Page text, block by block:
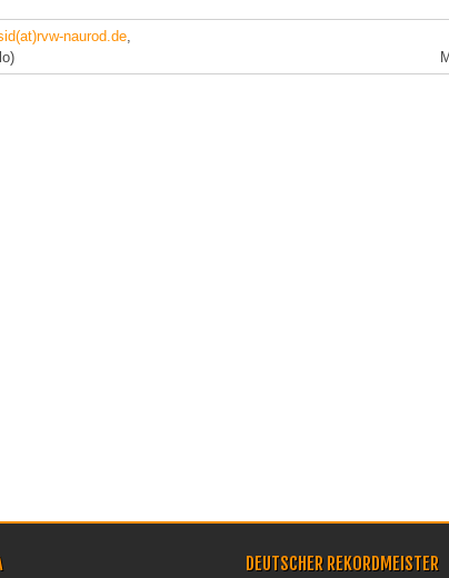
naurod.de
DEUTSCHER REKORDMEISTER